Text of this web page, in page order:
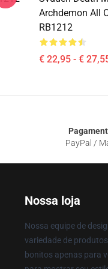
Archdemon All
RB1212
€ 22,95 - €
PayPal /
Nossa loja
Nossa equipe de
variedade de
bonitos apenas para